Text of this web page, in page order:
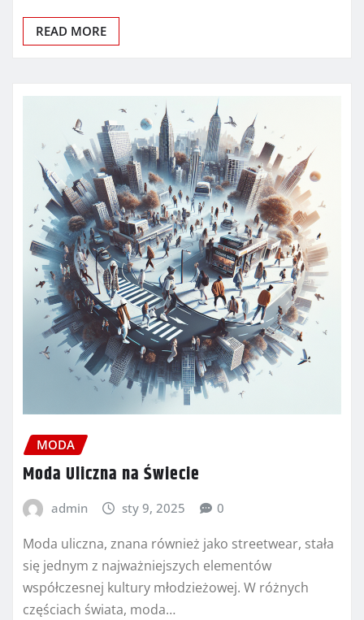
READ MORE
MODA
Moda Uliczna na Świecie
admin sty 9, 2025 0
Moda uliczna, znana również jako streetwear, stała
się jednym z najważniejszych elementów
współczesnej kultury młodzieżowej. W różnych
częściach świata, moda…